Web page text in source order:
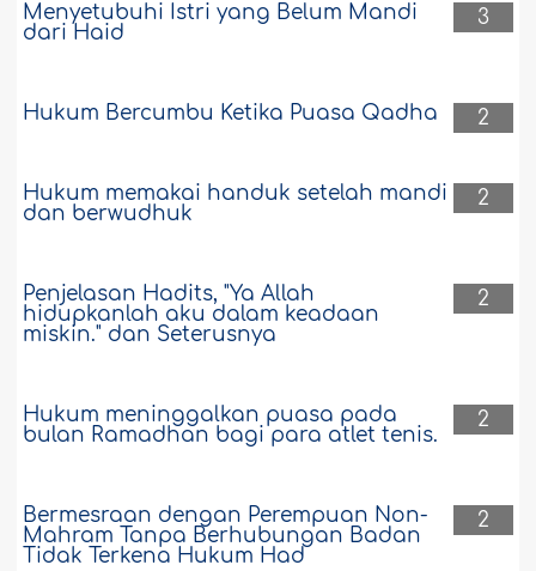
3
Menyetubuhi Istri yang Belum Mandi
dari Haid
2
Hukum Bercumbu Ketika Puasa Qadha
2
Hukum memakai handuk setelah mandi
dan berwudhuk
2
Penjelasan Hadits, "Ya Allah
hidupkanlah aku dalam keadaan
miskin." dan Seterusnya
2
Hukum meninggalkan puasa pada
bulan Ramadhan bagi para atlet tenis.
2
Bermesraan dengan Perempuan Non-
Mahram Tanpa Berhubungan Badan
Tidak Terkena Hukum Had